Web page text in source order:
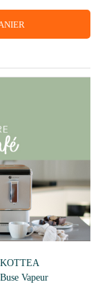
KOTTEA
Vapeur